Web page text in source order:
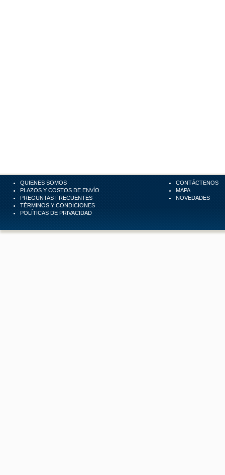
QUIENES SOMOS
PLAZOS Y COSTOS DE ENVÍO
PREGUNTAS FRECUENTES
TÉRMINOS Y CONDICIONES
POLÍTICAS DE PRIVACIDAD
CONTÁCTENOS
MAPA
NOVEDADES